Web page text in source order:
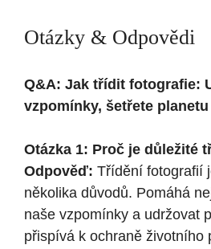
Otázky & Odpovědi
Q&A: Jak třídit fotografie:
vzpomínky, šetřete planetu
Otázka 1: Proč je důležité
Odpověď: Třídění fotografií
několika důvodů. Pomáhá
naše vzpomínky a udržovat
přispívá k ochraně životního